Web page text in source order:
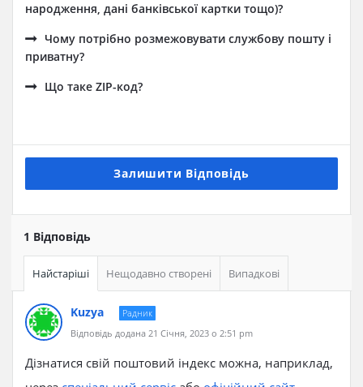
народження, дані банківської картки тощо)?
Чому потрібно розмежовувати службову пошту і
приватну?
Що таке ZIP-код?
Залишити Відповідь
1 Відповідь
Найстаріші Нещодавно створені Випадкові
Kuzya
Радник
Відповідь додана 21 Січня, 2023 о 2:51 pm
Дізнатися свій поштовий індекс можна, наприклад,